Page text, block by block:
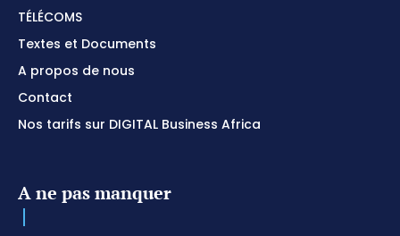
TÉLÉCOMS
Textes et Documents
A propos de nous
Contact
Nos tarifs sur DIGITAL Business Africa
A ne pas manquer